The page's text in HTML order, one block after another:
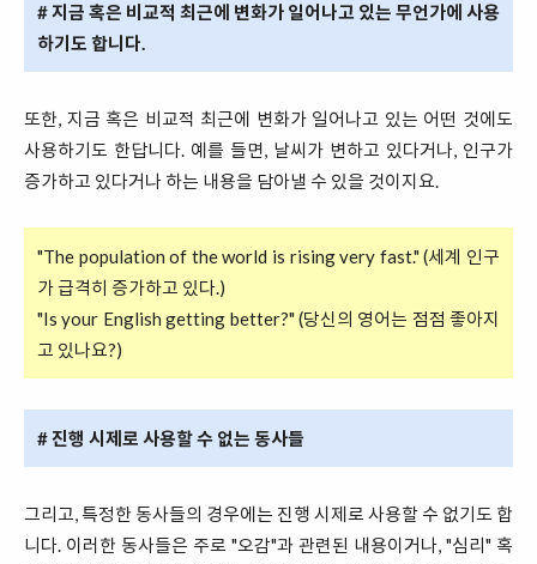
# 지금 혹은 비교적 최근에 변화가 일어나고 있는 무언가에 사용
하기도 합니다.
또한, 지금 혹은 비교적 최근에 변화가 일어나고 있는 어떤 것에도
사용하기도 한답니다. 예를 들면, 날씨가 변하고 있다거나, 인구가
증가하고 있다거나 하는 내용을 담아낼 수 있을 것이지요.
"The population of the world is rising very fast." (세계 인구
가 급격히 증가하고 있다.)
"Is your English getting better?" (당신의 영어는 점점 좋아지
고 있나요?)
# 진행 시제로 사용할 수 없는 동사들
그리고, 특정한 동사들의 경우에는 진행 시제로 사용할 수 없기도 합
니다. 이러한 동사들은 주로 "오감"과 관련된 내용이거나, "심리" 혹